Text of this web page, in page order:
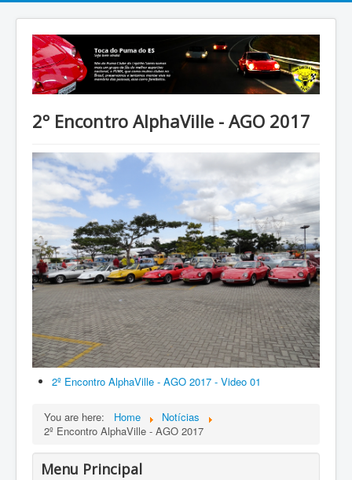
2º Encontro AlphaVille - AGO 2017
2º Encontro AlphaVille - AGO 2017 - Video 01
You are here: Home
Notícias
2º Encontro AlphaVille - AGO 2017
Menu Principal